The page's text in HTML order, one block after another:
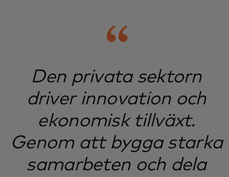
Den privata sektorn
driver innovation och
ekonomisk tillväxt.
Genom att bygga starka
samarbeten och dela